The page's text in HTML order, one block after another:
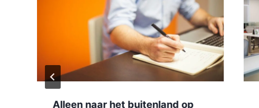
Alleen naar het buitenland op